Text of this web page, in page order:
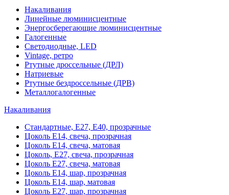
Накаливания
Линейные люминисцентные
Энергосберегающие люминисцентные
Галогенные
Светодиодные, LED
Vintage, ретро
Ртутные дроссельные (ДРЛ)
Натриевые
Ртутные бездроссельные (ДРВ)
Металлогалогенные
Накаливания
Стандартные, Е27, Е40, прозрачные
Цоколь Е14, свеча, прозрачная
Цоколь Е14, свеча, матовая
Цоколь, Е27, свеча, прозрачная
Цоколь Е27, свеча, матовая
Цоколь Е14, шар, прозрачная
Цоколь Е14, шар, матовая
Цоколь Е27, шар, прозрачная